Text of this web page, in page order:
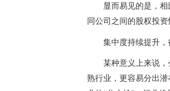
显而易见的是，
同公司之间的股权投
集中度持续提升
某种意义上来说
熟行业，更容易分出